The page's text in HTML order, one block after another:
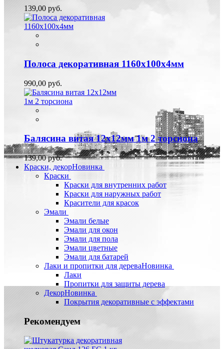
139,00 руб.
Полоса декоративная 1160х100х4мм
990,00 руб.
Балясина витая 12х12мм 1м 2 торсиона
139,00 руб.
Краски, декорНовинка
Краски
Краски для внутренних работ
Краски для наружных работ
Красители для красок
Эмали
Эмали белые
Эмали для окон
Эмали для пола
Эмали цветные
Эмали для батарей
Лаки и пропитки для дереваНовинка
Лаки
Пропитки для защиты дерева
ДекорНовинка
Покрытия декоративные с эффектами
Рекомендуем